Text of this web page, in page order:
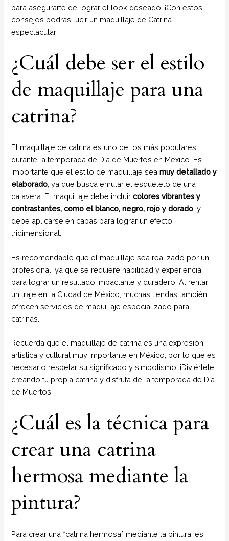
para asegurarte de lograr el look deseado. ¡Con estos
consejos podrás lucir un maquillaje de Catrina
espectacular!
¿Cuál debe ser el estilo
de maquillaje para una
catrina?
El maquillaje de catrina es uno de los más populares
durante la temporada de Día de Muertos en México. Es
importante que el estilo de maquillaje seamuy detallado y
elaborado, ya que busca emular el esqueleto de una
calavera. El maquillaje debe incluircolores vibrantes y
contrastantes, como el blanco, negro, rojo y dorado, y
debe aplicarse en capas para lograr un efecto
tridimensional.
Es recomendable que el maquillaje sea realizado por un
profesional, ya que se requiere habilidad y experiencia
para lograr un resultado impactante y duradero. Al rentar
un traje en la Ciudad de México, muchas tiendas también
ofrecen servicios de maquillaje especializado para
catrinas.
Recuerda que el maquillaje de catrina es una expresión
artística y cultural muy importante en México, por lo que es
necesario respetar su significado y simbolismo. ¡Diviértete
creando tu propia catrina y disfruta de la temporada de Día
de Muertos!
¿Cuál es la técnica para
crear una catrina
hermosa mediante la
pintura?
Para crear una *catrina hermosa* mediante la pintura, es